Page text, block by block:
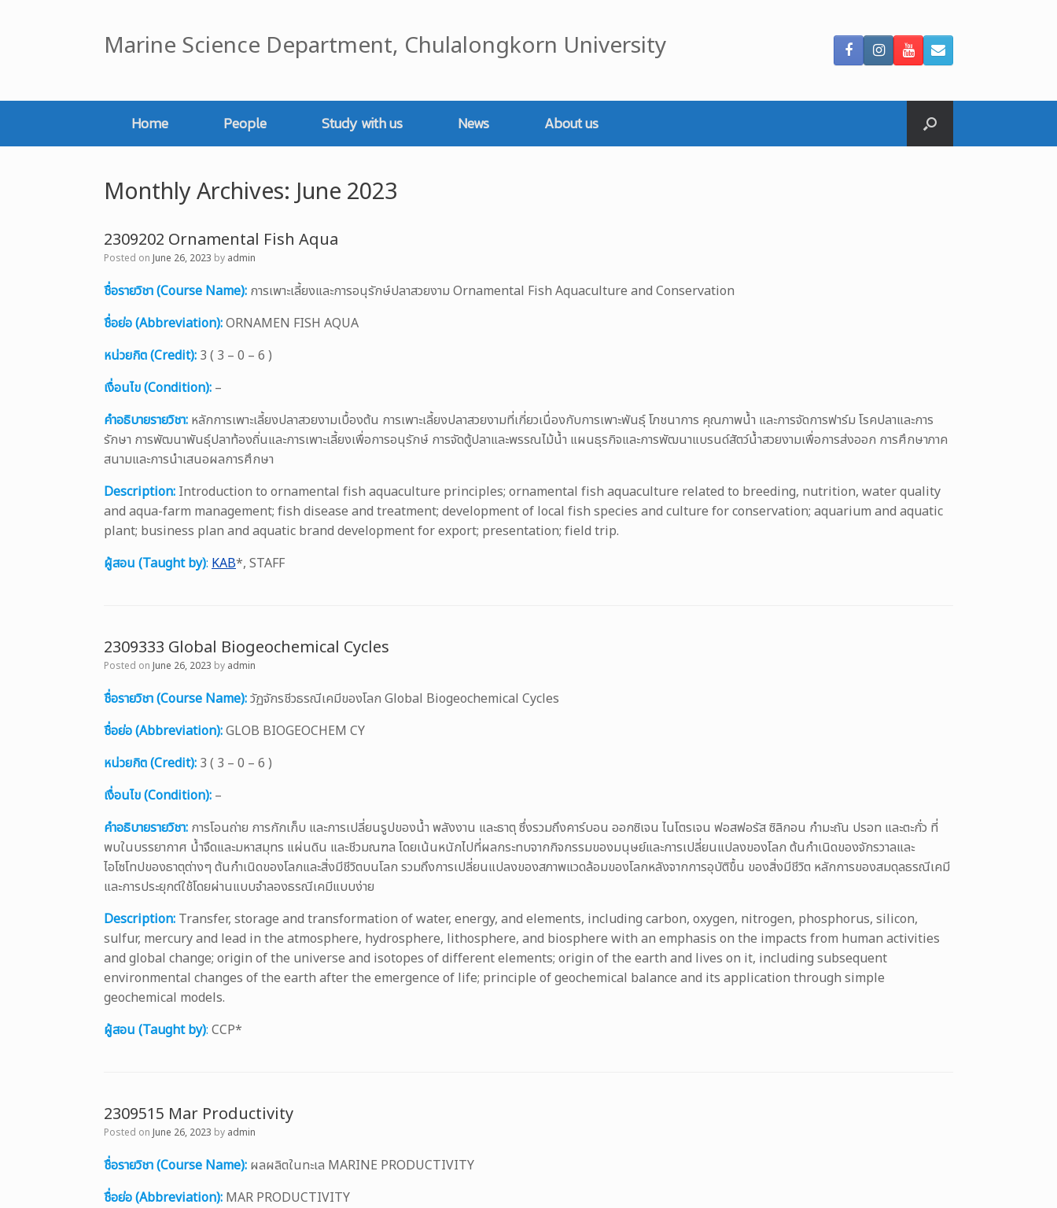
Marine Science Department, Chulalongkorn University
Home People Study with us News About us
Monthly Archives:June 2023
2309202 Ornamental Fish Aqua
Posted on June 26, 2023 by admin
ชื่อรายวิชา (Course Name): การเพาะเลี้ยงและการอนุรักษ์ปลาสวยงาม Ornamental Fish Aquaculture and Conservation
ชื่อย่อ (Abbreviation):ORNAMEN FISH AQUA
หน่วยกิต (Credit): 3 ( 3 – 0 – 6 )
เงื่อนไข (Condition): –
คำอธิบายรายวิชา: หลักการเพาะเลี้ยงปลาสวยงามเบื้องต้น การเพาะเลี้ยงปลาสวยงามที่เกี่ยวเนื่องกับการเพาะพันธุ์ โภชนาการ คุณภาพน้ำ และการจัดการฟาร์ม โรคปลาและการ
รักษา การพัฒนาพันธุ์ปลาท้องถิ่นและการเพาะเลี้ยงเพื่อการอนุรักษ์ การจัดตู้ปลาและพรรณไม้น้ำ แผนธุรกิจและการพัฒนาแบรนด์สัตว์น้ำสวยงามเพื่อการส่งออก การศึกษาภาค
สนามและการนำเสนอผลการศึกษา
Description: Introduction to ornamental fish aquaculture principles; ornamental fish aquaculture related to breeding, nutrition, water quality
and aqua-farm management; fish disease and treatment; development of local fish species and culture for conservation; aquarium and aquatic
plant; business plan and aquatic brand development for export; presentation; field trip.
ผู้สอน (Taught by): KAB*, STAFF
2309333 Global Biogeochemical Cycles
Posted on June 26, 2023 by admin
ชื่อรายวิชา (Course Name):วัฏจักรชีวธรณีเคมีของโลก Global Biogeochemical Cycles
ชื่อย่อ (Abbreviation):GLOB BIOGEOCHEM CY
หน่วยกิต (Credit): 3 ( 3 – 0 – 6 )
เงื่อนไข (Condition): –
คำอธิบายรายวิชา: การโอนถ่าย การกักเก็บ และการเปลี่ยนรูปของน้ำ พลังงาน และธาตุ ซึ่งรวมถึงคาร์บอน ออกซิเจน ไนโตรเจน ฟอสฟอรัส ซิลิกอน กำมะถัน ปรอท และตะกั่ว ที่
พบในบรรยากาศ น้ำจืดและมหาสมุทร แผ่นดิน และชีวมณฑล โดยเน้นหนักไปที่ผลกระทบจากกิจกรรมของมนุษย์และการเปลี่ยนแปลงของโลก ต้นกำเนิดของจักรวาลและ
ไอโซโทปของธาตุต่างๆ ต้นกำเนิดของโลกและสิ่งมีชีวิตบนโลก รวมถึงการเปลี่ยนแปลงของสภาพแวดล้อมของโลกหลังจากการอุบัติขื้น ของสิ่งมีชีวิต หลักการของสมดุลธรณีเคมี
และการประยุกต์ใช้โดยผ่านแบบจำลองธรณีเคมีแบบง่าย
Description: Transfer, storage and transformation of water, energy, and elements, including carbon, oxygen, nitrogen, phosphorus, silicon,
sulfur, mercury and lead in the atmosphere, hydrosphere, lithosphere, and biosphere with an emphasis on the impacts from human activities
and global change; origin of the universe and isotopes of different elements; origin of the earth and lives on it, including subsequent
environmental changes of the earth after the emergence of life; principle of geochemical balance and its application through simple
geochemical models.
ผู้สอน (Taught by): CCP*
2309515 Mar Productivity
Posted on June 26, 2023 by admin
ชื่อรายวิชา (Course Name): ผลผลิตในทะเล MARINE PRODUCTIVITY
ชื่อย่อ (Abbreviation): MAR PRODUCTIVITY